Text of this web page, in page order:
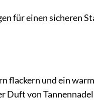
für einen sicheren
flackern und ein
von